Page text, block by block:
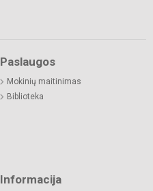
Paslaugos
Mokinių maitinimas
Biblioteka
Informacija